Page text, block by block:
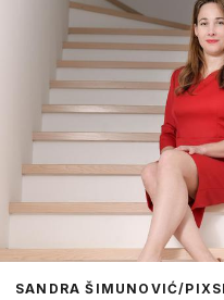
SANDRA ŠIMUNOVIĆ/